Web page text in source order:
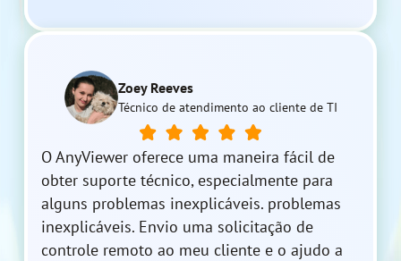
Zoey Reeves
Técnico de atendimento ao cliente de TI
O AnyViewer oferece uma maneira fácil de
obter suporte técnico, especialmente para
alguns problemas inexplicáveis. problemas
inexplicáveis. Envio uma solicitação de
controle remoto ao meu cliente e o ajudo a